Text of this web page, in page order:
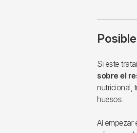
Si este
sobre el
nutricional,
huesos.
Al empezar